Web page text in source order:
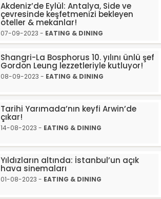
Akdeniz’de Eylül: Antalya, Side ve
çevresinde keşfetmenizi bekleyen
oteller & mekanlar!
07-09-2023 - EATING & DINING
Shangri-La Bosphorus 10. yılını ünlü şef
Gordon Leung lezzetleriyle kutluyor!
08-09-2023 - EATING & DINING
Tarihi Yarımada’nın keyfi Arwin’de
çıkar!
14-08-2023 - EATING & DINING
Yıldızların altında: İstanbul’un açık
hava sinemaları
01-08-2023 - EATING & DINING